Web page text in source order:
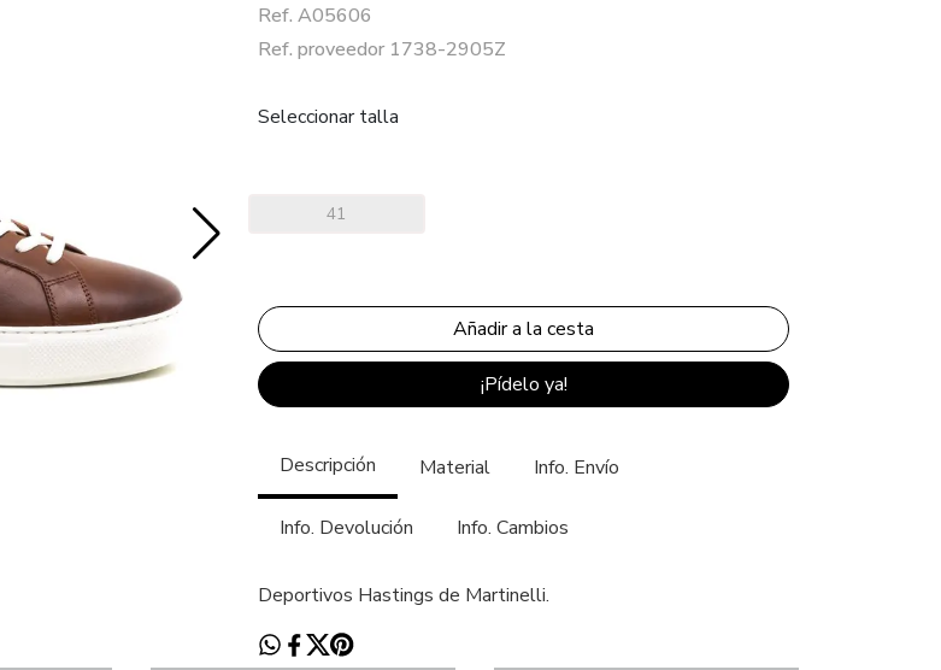
Ref. A05606
Ref. proveedor 1738-2905Z
Seleccionar talla
41
¡Pídelo ya!
Descripción Material Info. Envío
Info. Devolución Info. Cambios
Deportivos Hastings de Martinelli.